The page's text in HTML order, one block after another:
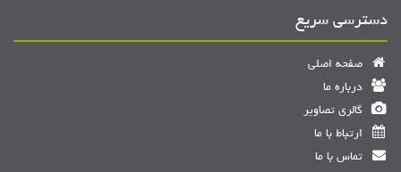
دسترسی سریع
صفحه اصلی
درباره ما
گالری تصاویر
ارتباط با ما
تماس با ما